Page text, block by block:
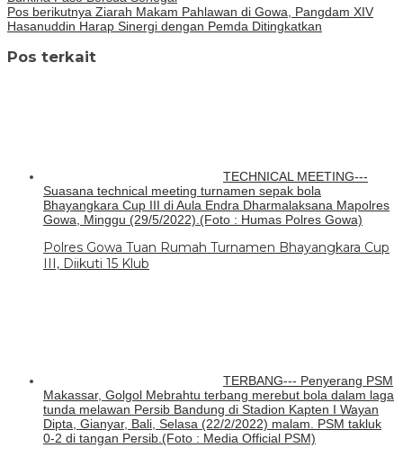
Pos berikutnya Ziarah Makam Pahlawan di Gowa, Pangdam XIV
Hasanuddin Harap Sinergi dengan Pemda Ditingkatkan
Pos terkait
TECHNICAL MEETING---
Suasana technical meeting turnamen sepak bola
Bhayangkara Cup III di Aula Endra Dharmalaksana Mapolres
Gowa, Minggu (29/5/2022).(Foto : Humas Polres Gowa)
Polres Gowa Tuan Rumah Turnamen Bhayangkara Cup
III, Diikuti 15 Klub
TERBANG--- Penyerang PSM
Makassar, Golgol Mebrahtu terbang merebut bola dalam laga
tunda melawan Persib Bandung di Stadion Kapten I Wayan
Dipta, Gianyar, Bali, Selasa (22/2/2022) malam. PSM takluk
0-2 di tangan Persib.(Foto : Media Official PSM)